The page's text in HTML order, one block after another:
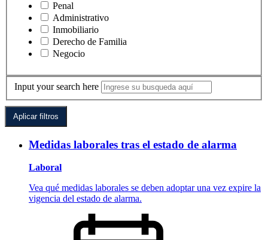
Penal
Administrativo
Inmobiliario
Derecho de Familia
Negocio
Input your search here
Medidas laborales tras el estado de alarma
Laboral
Vea qué medidas laborales se deben adoptar una vez expire la
vigencia del estado de alarma.